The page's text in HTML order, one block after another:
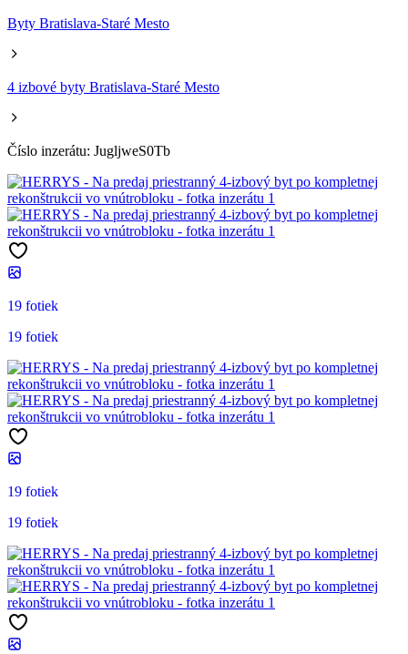
Byty Bratislava-Staré Mesto
4 izbové byty Bratislava-Staré Mesto
Číslo inzerátu: JugljweS0Tb
19 fotiek
19 fotiek
19 fotiek
19 fotiek